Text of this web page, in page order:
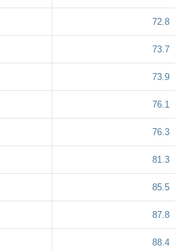
72.8
73.7
73.9
76.1
76.3
81.3
85.5
87.8
88.4